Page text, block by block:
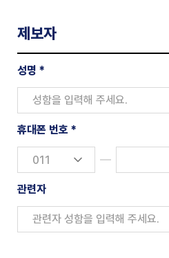
제보자
성명
휴대폰 번호
관련자